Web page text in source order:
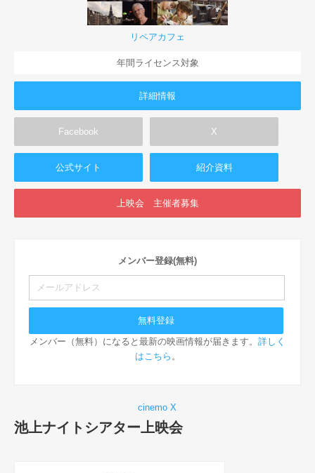
リペアカフェ
年間ライセンス対象
詳細情報
Facebook X
公式サイト 紹介資料
上映会 主催者募集
メンバー登録(無料)
メンバー（無料）になると最新の映画情報が届きます。 詳しく
はこちら 。
cinemo X
池上ナイトシアター上映会